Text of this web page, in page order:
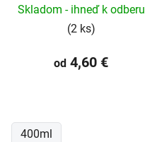
Skladom - ihneď k odberu
(2 ks)
od 4,60 €
400ml